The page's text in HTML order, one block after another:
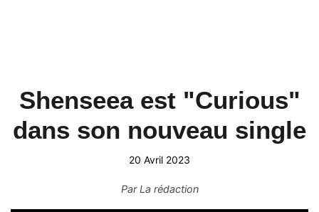
Shenseea est "Curious"
dans son nouveau single
20 Avril 2023
ParLa rédaction